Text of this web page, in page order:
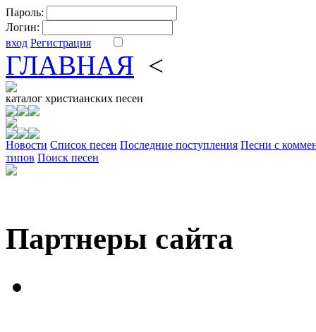
Пароль:
Логин:
вход Регистрация
ГЛАВНАЯ <
каталог христианских песен
Новости Cписок песен Последние поступления Песни с
типов Поиск песен
Партнеры сайта